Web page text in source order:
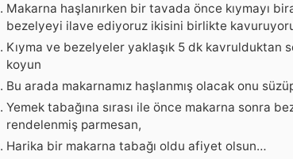
Makarna haşlanırken bir tavada önce kıymayı
bezelyeyi ilave ediyoruz ikisini birlikte
Kıyma ve bezelyeler yaklaşık 5 dk kavrulduktan
koyun
Bu arada makarnamız haşlanmış olacak onu
Yemek tabağına sırası ile önce makarna sonra
rendelenmiş parmesan,
Harika bir makarna tabağı oldu afiyet olsun…